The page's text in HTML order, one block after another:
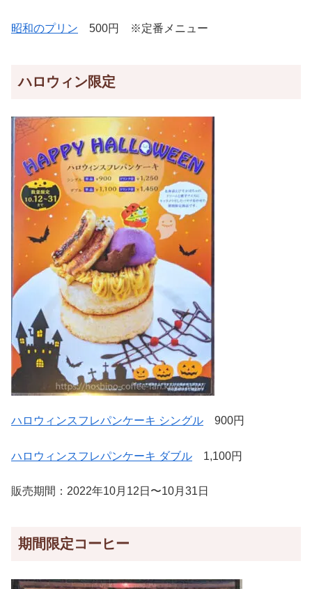
昭和のプリン 500円 ※定番メニュー
ハロウィン限定
ハロウィンスフレパンケーキ シングル 900円
ハロウィンスフレパンケーキ ダブル 1,100円
販売期間：2022年10月12日〜10月31日
期間限定コーヒー